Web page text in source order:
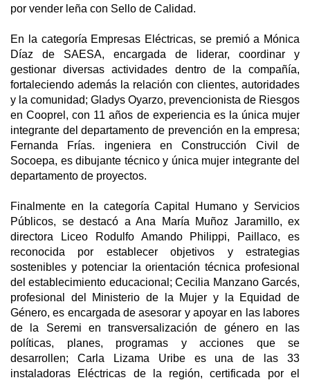
por vender leña con Sello de Calidad.
En la categoría Empresas Eléctricas, se premió a Mónica
Díaz de SAESA, encargada de liderar, coordinar y
gestionar diversas actividades dentro de la compañía,
fortaleciendo además la relación con clientes, autoridades
y la comunidad; Gladys Oyarzo, prevencionista de Riesgos
en Cooprel, con 11 años de experiencia es la única mujer
integrante del departamento de prevención en la empresa;
Fernanda Frías. ingeniera en Construcción Civil de
Socoepa, es dibujante técnico y única mujer integrante del
departamento de proyectos.
Finalmente en la categoría Capital Humano y Servicios
Públicos, se destacó a Ana María Muñoz Jaramillo, ex
directora Liceo Rodulfo Amando Philippi, Paillaco, es
reconocida por establecer objetivos y estrategias
sostenibles y potenciar la orientación técnica profesional
del establecimiento educacional; Cecilia Manzano Garcés,
profesional del Ministerio de la Mujer y la Equidad de
Género, es encargada de asesorar y apoyar en las labores
de la Seremi en transversalización de género en las
políticas, planes, programas y acciones que se
desarrollen; Carla Lizama Uribe es una de las 33
instaladoras Eléctricas de la región, certificada por el